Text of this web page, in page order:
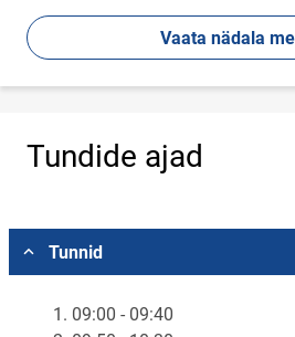
Vaata nädala
Tundide ajad
Tunnid
1. 09:00 - 09:40